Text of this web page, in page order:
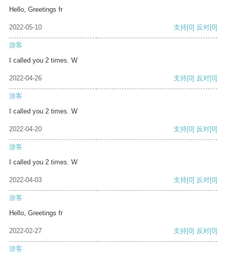
Hello, Greetings fr
2022-05-10 支持[0] 反对[0]
游客
I called you 2 times. W
2022-04-26 支持[0] 反对[0]
游客
I called you 2 times. W
2022-04-20 支持[0] 反对[0]
游客
I called you 2 times. W
2022-04-03 支持[0] 反对[0]
游客
Hello, Greetings fr
2022-02-27 支持[0] 反对[0]
游客